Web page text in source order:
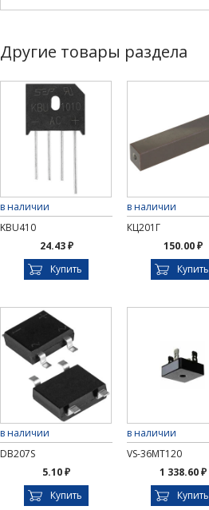
Другие товары раздела
в наличии
KBU410
24.43 ₽
Купить
в наличии
КЦ201Г
150.00 ₽
Купить
в наличии
DB207S
5.10 ₽
Купить
в наличии
VS-36MT120
1 338.60 ₽
Купить